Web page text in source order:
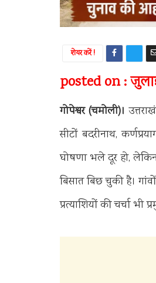
शेयर करें !
posted on :
गोपेश्वर (चमोली)।
सीटों बदरीनाथ,
घोषणा भले दूर हो,
बिसात बिछ चुकी है।
प्रत्याशियों की चर्चा भी